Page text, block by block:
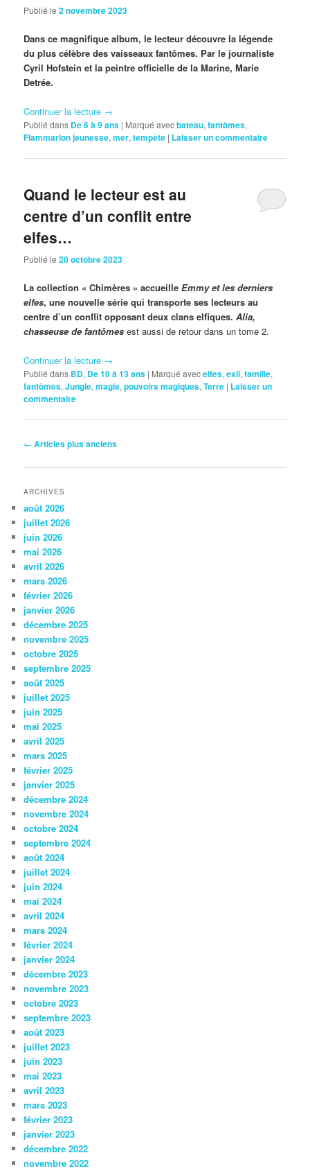
Publié le2 novembre 2023
Dans ce magnifique album, le lecteur découvre la légende
du plus célèbre des vaisseaux fantômes. Par le journaliste
Cyril Hofstein et la peintre officielle de la Marine, Marie
Detrée.
Continuer la lecture →
Publié dans De 6 à 9 ans | Marqué avecbateau,fantômes,
Flammarion jeunesse,mer,tempête | Laisser un commentaire
Quand le lecteur est au
centre d’un conflit entre
elfes…
Publié le20 octobre 2023
La collection « Chimères » accueilleEmmy et les derniers
elfes, une nouvelle série qui transporte ses lecteurs au
centre d’un conflit opposant deux clans elfiques.Alia,
chasseuse de fantômes est aussi de retour dans un tome 2.
Continuer la lecture →
Publié dans BD, De 10 à 13 ans | Marqué avecelfes,exil,famille,
fantômes,Jungle,magie,pouvoirs magiques,Terre | Laisser un
commentaire
Navigation
articles
← Articles plus anciens
ARCHIVES
août 2026
juillet 2026
juin 2026
mai 2026
avril 2026
mars 2026
février 2026
janvier 2026
décembre 2025
novembre 2025
octobre 2025
septembre 2025
août 2025
juillet 2025
juin 2025
mai 2025
avril 2025
mars 2025
février 2025
janvier 2025
décembre 2024
novembre 2024
octobre 2024
septembre 2024
août 2024
juillet 2024
juin 2024
mai 2024
avril 2024
mars 2024
février 2024
janvier 2024
décembre 2023
novembre 2023
octobre 2023
septembre 2023
août 2023
juillet 2023
juin 2023
mai 2023
avril 2023
mars 2023
février 2023
janvier 2023
décembre 2022
novembre 2022